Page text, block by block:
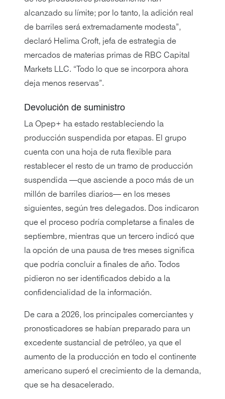
alcanzado su límite; por lo tanto, la adición real
de barriles será extremadamente modesta”,
declaró Helima Croft, jefa de estrategia de
mercados de materias primas de RBC Capital
Markets LLC. “Todo lo que se incorpora ahora
deja menos reservas”.
Devolución de suministro
La Opep+ ha estado restableciendo la
producción suspendida por etapas. El grupo
cuenta con una hoja de ruta flexible para
restablecer el resto de un tramo de producción
suspendida —que asciende a poco más de un
millón de barriles diarios— en los meses
siguientes, según tres delegados. Dos indicaron
que el proceso podría completarse a finales de
septiembre, mientras que un tercero indicó que
la opción de una pausa de tres meses significa
que podría concluir a finales de año. Todos
pidieron no ser identificados debido a la
confidencialidad de la información.
De cara a 2026, los principales comerciantes y
pronosticadores se habían preparado para un
excedente sustancial de petróleo, ya que el
aumento de la producción en todo el continente
americano superó el crecimiento de la demanda,
que se ha desacelerado.